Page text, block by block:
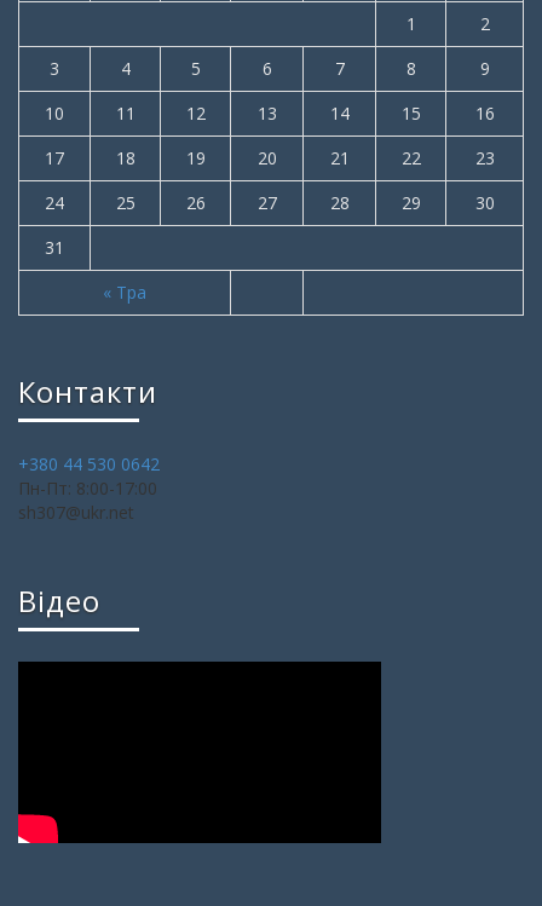
« Тра
1
2
3
4 5 6 7 8
9
10
11 12 13 14 15
16
17
18 19 20 21 22
23
24
25 26 27 28 29
30
31
Контакти
+380 44 530 0642
Пн-Пт: 8:00-17:00
sh307@ukr.net
Відео